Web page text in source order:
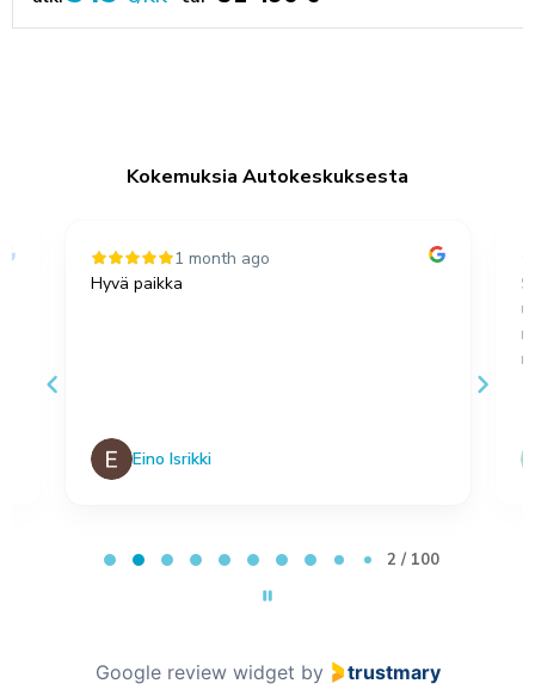
Kokemuksia Autokeskuksesta
1 month ago
Hyvä paikka
Eino Isrikki
2 / 100
Google review widget by trustmary